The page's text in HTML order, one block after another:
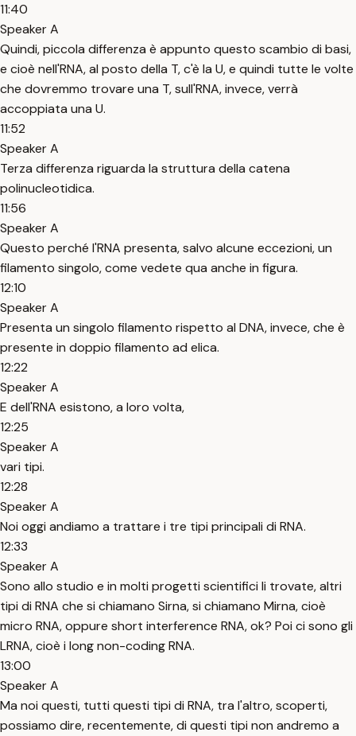
11:40
Speaker A
Quindi, piccola differenza è appunto questo scambio di basi,
e cioè nell'RNA, al posto della T, c'è la U, e quindi tutte le volte
che dovremmo trovare una T, sull'RNA, invece, verrà
accoppiata una U.
11:52
Speaker A
Terza differenza riguarda la struttura della catena
polinucleotidica.
11:56
Speaker A
Questo perché l'RNA presenta, salvo alcune eccezioni, un
filamento singolo, come vedete qua anche in figura.
12:10
Speaker A
Presenta un singolo filamento rispetto al DNA, invece, che è
presente in doppio filamento ad elica.
12:22
Speaker A
E dell'RNA esistono, a loro volta,
12:25
Speaker A
vari tipi.
12:28
Speaker A
Noi oggi andiamo a trattare i tre tipi principali di RNA.
12:33
Speaker A
Sono allo studio e in molti progetti scientifici li trovate, altri
tipi di RNA che si chiamano Sirna, si chiamano Mirna, cioè
micro RNA, oppure short interference RNA, ok? Poi ci sono gli
LRNA, cioè i long non-coding RNA.
13:00
Speaker A
Ma noi questi, tutti questi tipi di RNA, tra l'altro, scoperti,
possiamo dire, recentemente, di questi tipi non andremo a